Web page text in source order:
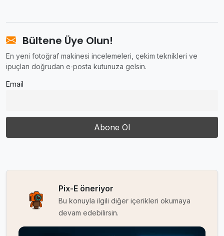
Bültene Üye Olun!
En yeni fotoğraf makinesi incelemeleri, çekim teknikleri ve
ipuçları doğrudan e‑posta kutunuza gelsin.
Email
Pix-E öneriyor
Bu konuyla ilgili diğer içerikleri okumaya
devam edebilirsin.